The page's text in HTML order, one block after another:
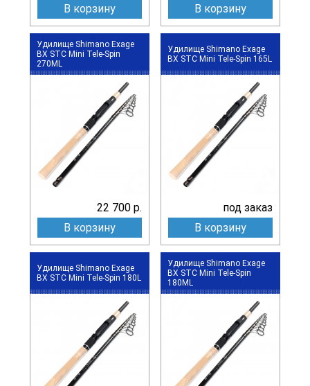
В корзину
В корзину
Удилище Shimano Exage
BX STC Mini Tele-Spin
270ML
22 700 р.
В корзину
Удилище Shimano Exage
BX STC Mini Tele-Spin 165L
под заказ
В корзину
Удилище Shimano Exage
BX STC Mini Tele-Spin 180L
Удилище Shimano Exage
BX STC Mini Tele-Spin
180ML